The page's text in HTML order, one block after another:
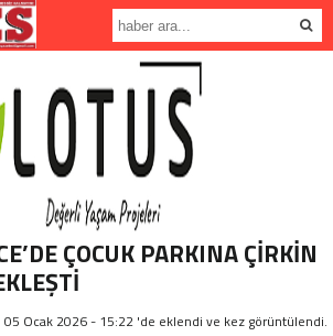
ÇOCUK PARKINA ÇİRKİN
05 Ocak 2026 - 15:22 'de eklendi ve kez görüntülendi.